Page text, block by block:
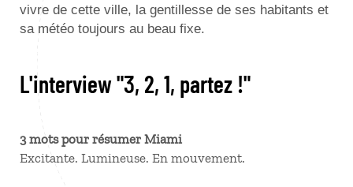
vivre de cette ville, la gentillesse de ses habitants et
sa météo toujours au beau fixe.
L'interview "3, 2, 1, partez !"
3 mots pour résumer Miami
Excitante. Lumineuse. En mouvement.